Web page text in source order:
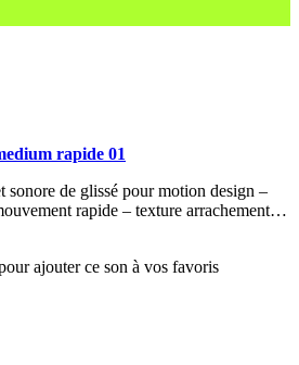
rapide 01
de glissé pour motion design –
rapide – texture arrachement…